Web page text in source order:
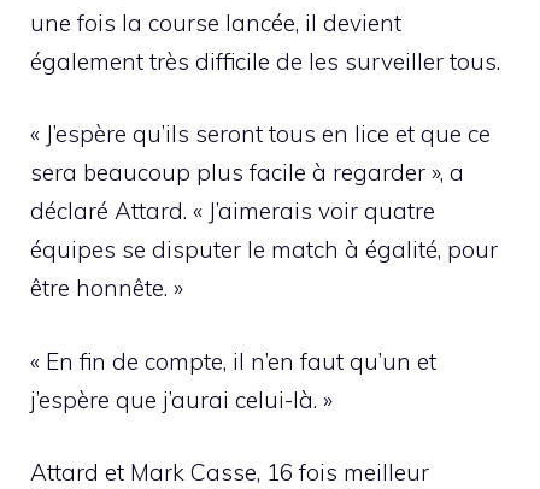
une fois la course lancée, il devient
également très difficile de les surveiller tous.
« J’espère qu’ils seront tous en lice et que ce
sera beaucoup plus facile à regarder », a
déclaré Attard. « J’aimerais voir quatre
équipes se disputer le match à égalité, pour
être honnête. »
« En fin de compte, il n’en faut qu’un et
j’espère que j’aurai celui-là. »
Attard et Mark Casse, 16 fois meilleur